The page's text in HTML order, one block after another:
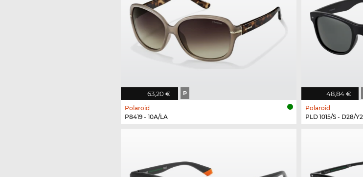
63,20 € P
Polaroid
P8419 - 10A/LA
48,84 €
Polaroid
PLD 1015/S - D28/Y2